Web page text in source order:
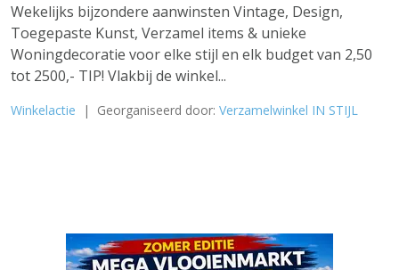
Wekelijks bijzondere aanwinsten Vintage, Design,
Toegepaste Kunst, Verzamel items & unieke
Woningdecoratie voor elke stijl en elk budget van 2,50
tot 2500,- TIP! Vlakbij de winkel...
Winkelactie | Georganiseerd door: Verzamelwinkel IN STIJL